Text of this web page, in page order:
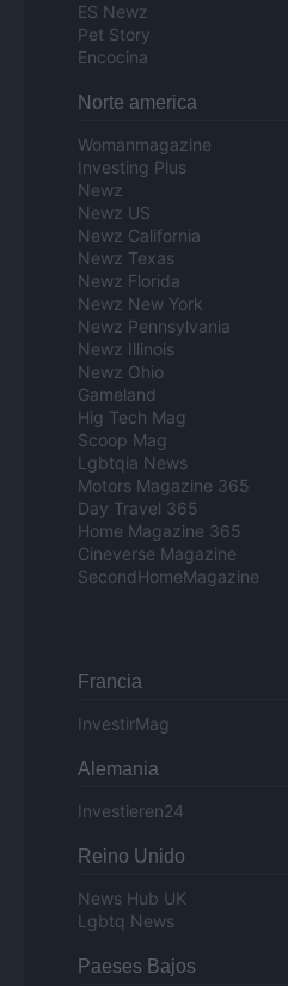
ES Newz
Pet Story
Encocina
Norte america
Womanmagazine
Investing Plus
Newz
Newz US
Newz California
Newz Texas
Newz Florida
Newz New York
Newz Pennsylvania
Newz Illinois
Newz Ohio
Gameland
Hig Tech Mag
Scoop Mag
Lgbtqia News
Motors Magazine 365
Day Travel 365
Home Magazine 365
Cineverse Magazine
SecondHomeMagazine
Francia
InvestirMag
Alemania
Investieren24
Reino Unido
News Hub UK
Lgbtq News
Paeses Bajos